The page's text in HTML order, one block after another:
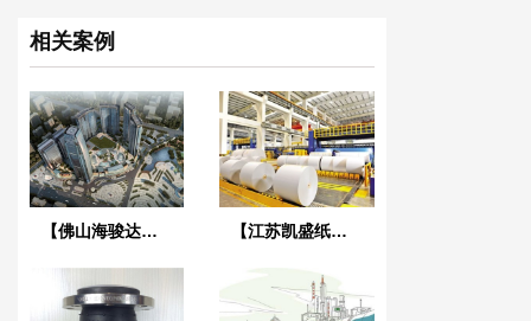
相关案例
【佛山海骏达城广场项目】金属软管合同 【江苏凯盛纸业有限公司】造纸机托辊用橡胶气胎合同